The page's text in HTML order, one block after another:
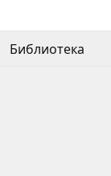
Библиотека